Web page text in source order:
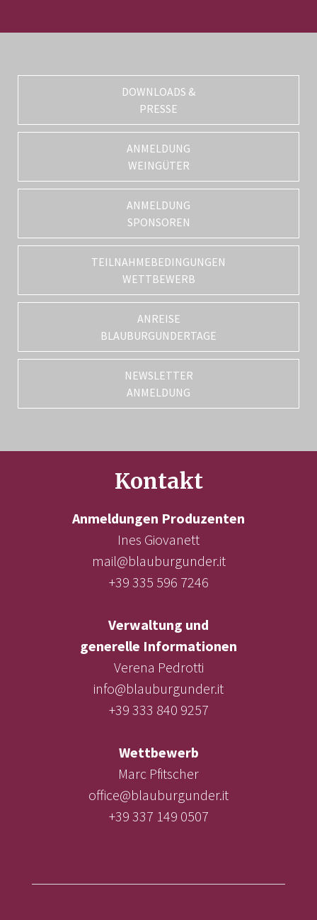
DOWNLOADS &
PRESSE
ANMELDUNG
WEINGÜTER
ANMELDUNG
SPONSOREN
TEILNAHMEBEDINGUNGEN
WETTBEWERB
ANREISE
BLAUBURGUNDERTAGE
NEWSLETTER
ANMELDUNG
Kontakt
Anmeldungen Produzenten
Ines Giovanett
mail@blauburgunder.it
+39 335 596 7246
Verwaltung und
generelle Informationen
Verena Pedrotti
info@blauburgunder.it
+39 333 840 9257
Wettbewerb
Marc Pfitscher
office@blauburgunder.it
+39 337 149 0507